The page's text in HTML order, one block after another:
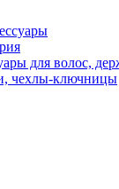
для волос,
чехлы-ключницы